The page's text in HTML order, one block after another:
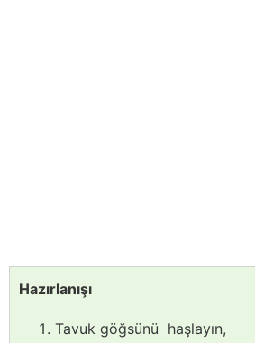
Hazırlanışı
Tavuk göğsünü haşlayın,